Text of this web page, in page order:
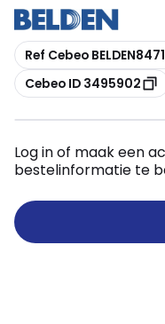
Kopiëren
Ref Cebeo
Kopiëren
Cebeo ID 3495902
Log in of maak een
bestelinformatie te